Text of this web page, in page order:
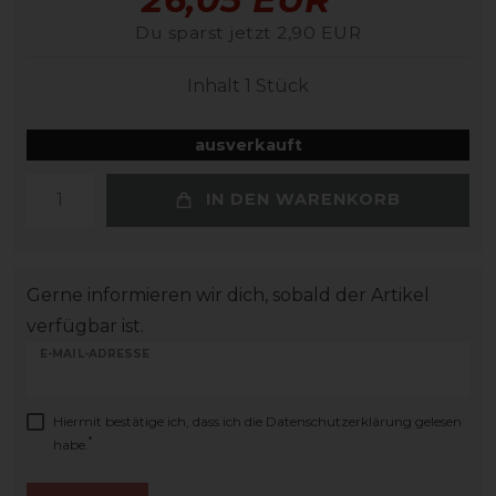
Du sparst jetzt 2,90 EUR
Inhalt 1 Stück
ausverkauft
IN DEN WARENKORB
Gerne informieren wir dich, sobald der Artikel
verfügbar ist.
E-MAIL-ADRESSE
Hiermit bestätige ich, dass ich die Daten­schutz­erklärung gelesen
habe. *